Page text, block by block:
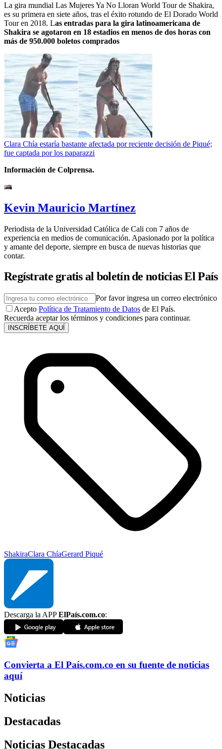
La gira mundial Las Mujeres Ya No Lloran World Tour de Shakira,
es su primera en siete años, tras el éxito rotundo de El Dorado World
Tour en 2018. Las entradas para la gira latinoamericana de
Shakira se agotaron en 18 estadios en menos de dos horas con
más de 950.000 boletos comprados
Clara Chía estaría bastante afectada por reciente decisión de Piqué;
fue captada por los paparazzi
Información de Colprensa.
Kevin Mauricio Martínez
Periodista de la Universidad Católica de Cali con 7 años de
experiencia en medios de comunicación. Apasionado por la política
y amante del deporte, siempre en busca de nuevas historias que
contar.
Regístrate gratis al boletín de noticias El País
Por favor ingresa un correo electrónico
Acepto Política de Tratamiento de Datos de El País.
Recuerda aceptar los términos y condiciones para continuar.
INSCRÍBETE AQUÍ
ShakiraClara ChíaGerard Piqué
Descarga la APPElPaís.com.co:
Convierta a El País.com.co en su fuente de noticias
aquí
Noticias
Destacadas
Noticias Destacadas